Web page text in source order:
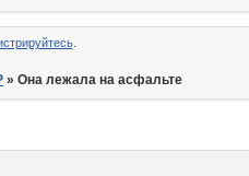
.
»Она лежала на асфальте